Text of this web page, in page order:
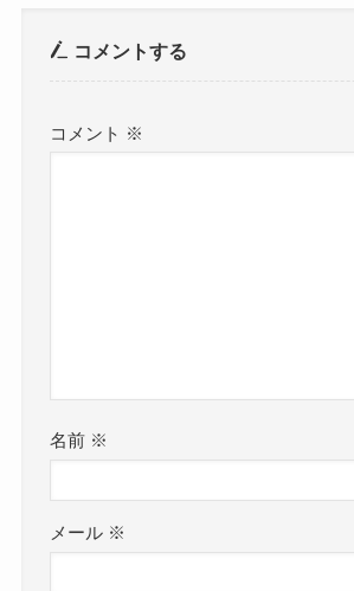
コメントする
コメント ※
名前 ※
メール ※